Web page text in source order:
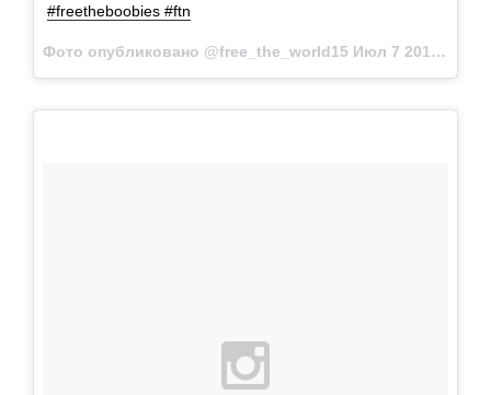
#freetheboobies #ftn
Фото опубликовано @free_the_world15 Июл 7 2015 в 4:40 PDT